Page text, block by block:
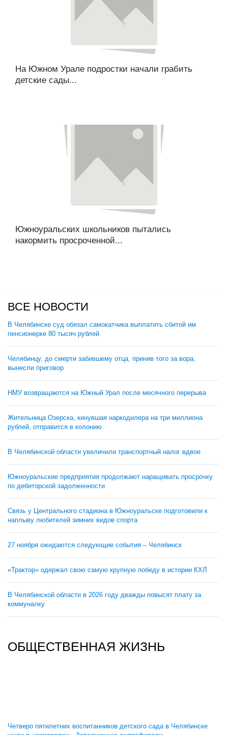
На Южном Урале подростки начали грабить
детские сады...
Южноуральских школьников пытались
накормить просроченной...
ВСЕ НОВОСТИ
В Челябинске суд обязал самокатчика выплатить сбитой им
пенсионерке 80 тысяч рублей
Челябинцу, до смерти забившему отца, приняв того за вора,
вынесли приговор
НМУ возвращаются на Южный Урал после месячного перерыва
Жительница Озерска, кинувшая наркодилера на три миллиона
рублей, отправится в колонию
В Челябинской области увеличили транспортный налог вдвое
Южноуральские предприятия продолжают наращивать просрочку
по дебиторской задолженности
Связь у Центрального стадиона в Южноуральске подготовили к
наплыву любителей зимних видов спорта
27 ноября ожидаются следующие события – Челябинск
«Трактор» одержал свою самую крупную победу в истории КХЛ
В Челябинской области в 2026 году дважды повысят плату за
коммуналку
ОБЩЕСТВЕННАЯ ЖИЗНЬ
Четверо пятилетних воспитанников детского сада в Челябинске